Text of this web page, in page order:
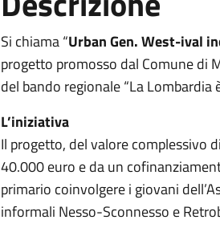
Si chiama “Urban Gen. West-ival
progetto promosso dal Comune di
del bando regionale “La Lombardia
L’iniziativa
Il progetto, del valore complessivo
40.000 euro e da un
primario coinvolgere i giovani
informali Nesso-Sconnesso e